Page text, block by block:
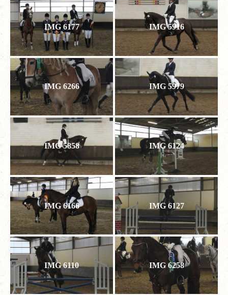
IMG 6177 IMG 5916
IMG 6266 IMG 5979
IMG 5858 IMG 6124
IMG 6166 IMG 6127
IMG 6110 IMG 6258